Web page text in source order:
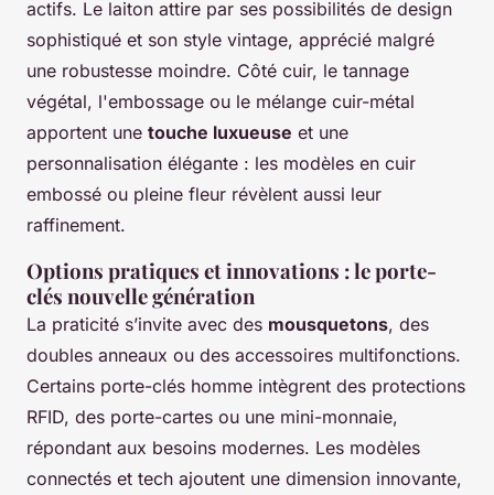
actifs. Le laiton attire par ses possibilités de design
sophistiqué et son style vintage, apprécié malgré
une robustesse moindre. Côté cuir, le tannage
végétal, l'embossage ou le mélange cuir-métal
apportent une touche luxueuse et une
personnalisation élégante : les modèles en cuir
embossé ou pleine fleur révèlent aussi leur
raffinement.
Options pratiques et innovations : le porte-
clés nouvelle génération
La praticité s’invite avec des mousquetons, des
doubles anneaux ou des accessoires multifonctions.
Certains porte-clés homme intègrent des protections
RFID, des porte-cartes ou une mini-monnaie,
répondant aux besoins modernes. Les modèles
connectés et tech ajoutent une dimension innovante,